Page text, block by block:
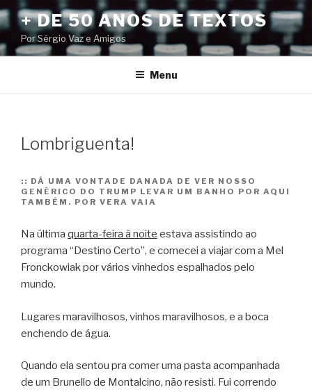
Pular
para
o
conteúdo
+ DE 50 ANOS DE TEXTOS
Por Sérgio Vaz e Amigos
Menu
Lombriguenta!
:: DÁ UMA VONTADE DANADA DE VER NOSSO
GENÉRICO DO TRUMP LEVAR UM BANHO POR AQUI
TAMBÉM. POR VERA VAIA
Na última quarta-feira à noite estava assistindo ao
programa “Destino Certo”, e comecei a viajar com a Mel
Fronckowiak por vários vinhedos espalhados pelo
mundo.
Lugares maravilhosos, vinhos maravilhosos, e a boca
enchendo de água.
Quando ela sentou pra comer uma pasta acompanhada
de um Brunello de Montalcino, não resisti. Fui correndo